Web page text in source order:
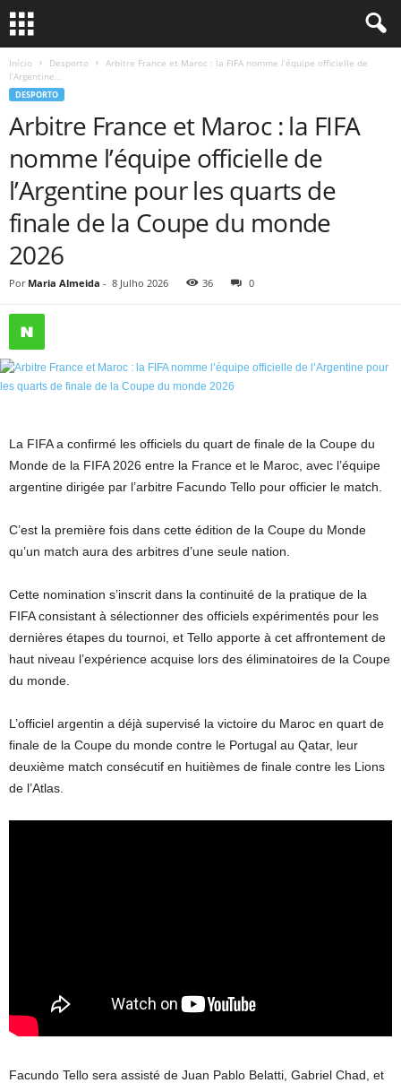
Início Desporto
Arbitre France et Maroc : la FIFA nomme l’équipe officielle de
l’Argentine...
DESPORTO
Arbitre France et Maroc : la FIFA
nomme l’équipe officielle de
l’Argentine pour les quarts de
finale de la Coupe du monde
2026
Por Maria Almeida - 8 Julho 2026 36 0
La FIFA a confirmé les officiels du quart de finale de la Coupe du
Monde de la FIFA 2026 entre la France et le Maroc, avec l’équipe
argentine dirigée par l’arbitre Facundo Tello pour officier le match.
C’est la première fois dans cette édition de la Coupe du Monde
qu’un match aura des arbitres d’une seule nation.
Cette nomination s’inscrit dans la continuité de la pratique de la
FIFA consistant à sélectionner des officiels expérimentés pour les
dernières étapes du tournoi, et Tello apporte à cet affrontement de
haut niveau l’expérience acquise lors des éliminatoires de la Coupe
du monde.
L’officiel argentin a déjà supervisé la victoire du Maroc en quart de
finale de la Coupe du monde contre le Portugal au Qatar, leur
deuxième match consécutif en huitièmes de finale contre les Lions
de l’Atlas.
Facundo Tello sera assisté de Juan Pablo Belatti, Gabriel Chad, et